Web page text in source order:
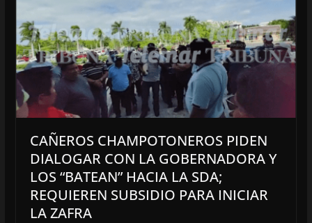
CAÑEROS CHAMPOTONEROS PIDEN
DIALOGAR CON LA GOBERNADORA Y
LOS “BATEAN” HACIA LA SDA;
REQUIEREN SUBSIDIO PARA INICIAR
LA ZAFRA